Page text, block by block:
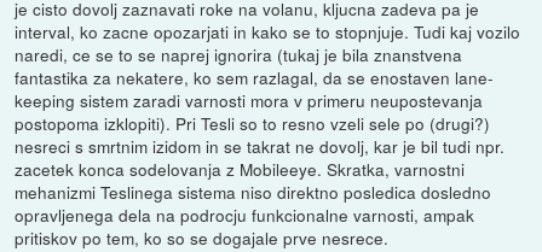
je cisto dovolj zaznavati roke na volanu, kljucna zadeva pa je
interval, ko zacne opozarjati in kako se to stopnjuje. Tudi kaj vozilo
naredi, ce se to se naprej ignorira (tukaj je bila znanstvena
fantastika za nekatere, ko sem razlagal, da se enostaven lane-
keeping sistem zaradi varnosti mora v primeru neupostevanja
postopoma izklopiti). Pri Tesli so to resno vzeli sele po (drugi?)
nesreci s smrtnim izidom in se takrat ne dovolj, kar je bil tudi npr.
zacetek konca sodelovanja z Mobileeye. Skratka, varnostni
mehanizmi Teslinega sistema niso direktno posledica dosledno
opravljenega dela na podrocju funkcionalne varnosti, ampak
pritiskov po tem, ko so se dogajale prve nesrece.